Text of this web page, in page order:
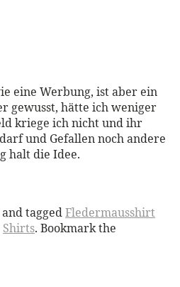
eine Werbung, ist aber ein
gewusst, hätte ich weniger
kriege ich nicht und ihr
und Gefallen noch andere
halt die Idee.
and taggedFledermausshirt
Shirts. Bookmark the